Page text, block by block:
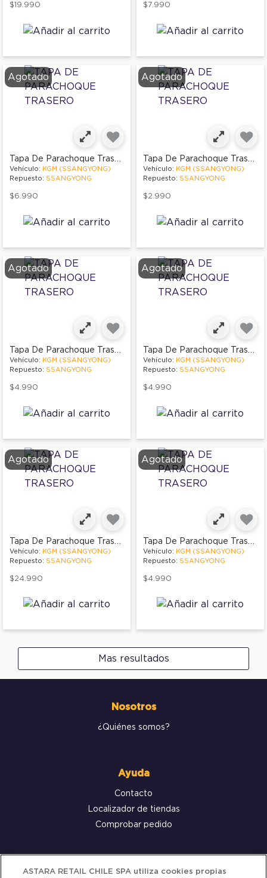
$19.990 $7.990
Agotado
Tapa De Parachoque Trasero
Vehículo: KGM (SSANGYONG)
Repuesto: SSANGYONG
$6.990
Agotado
Tapa De Parachoque Trasero
Vehículo: KGM (SSANGYONG)
Repuesto: SSANGYONG
$2.990
Agotado
Tapa De Parachoque Trasero
Vehículo: KGM (SSANGYONG)
Repuesto: SSANGYONG
$4.990
Agotado
Tapa De Parachoque Trasero
Vehículo: KGM (SSANGYONG)
Repuesto: SSANGYONG
$4.990
Agotado
Tapa De Parachoque Trasero
Vehículo: KGM (SSANGYONG)
Repuesto: SSANGYONG
$24.990
Agotado
Tapa De Parachoque Trasero
Vehículo: KGM (SSANGYONG)
Repuesto: SSANGYONG
$4.990
Mas resultados
Nosotros
¿Quiénes somos?
Ayuda
Contacto
Localizador de tiendas
Comprobar pedido
Servicio al cliente
ASTARA RETAIL CHILE SPA utiliza cookies propias